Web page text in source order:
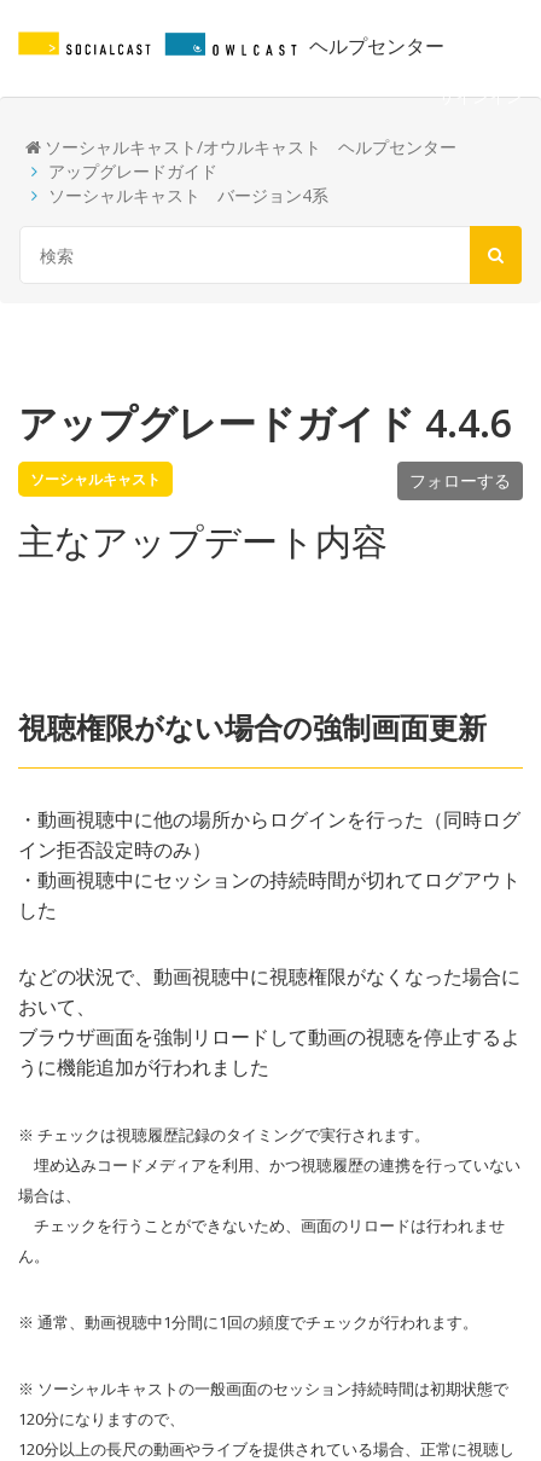
ヘルプセンター
サインイン
ソーシャルキャスト/オウルキャスト ヘルプセンター
アップグレードガイド
ソーシャルキャスト バージョン4系
アップグレードガイド 4.4.6
フォローする
ソーシャルキャスト
主なアップデート内容
視聴権限がない場合の強制画面更新
・動画視聴中に他の場所からログインを行った（同時ログ
イン拒否設定時のみ）
・動画視聴中にセッションの持続時間が切れてログアウト
した
などの状況で、動画視聴中に視聴権限がなくなった場合に
おいて、
ブラウザ画面を強制リロードして動画の視聴を停止するよ
うに機能追加が行われました
※ チェックは視聴履歴記録のタイミングで実行されます。
埋め込みコードメディアを利用、かつ視聴履歴の連携を行っていない
場合は、
チェックを行うことができないため、画面のリロードは行われませ
ん。
※ 通常、動画視聴中1分間に1回の頻度でチェックが行われます。
※ ソーシャルキャストの一般画面のセッション持続時間は初期状態で
120分になりますので、
120分以上の長尺の動画やライブを提供されている場合、正常に視聴し